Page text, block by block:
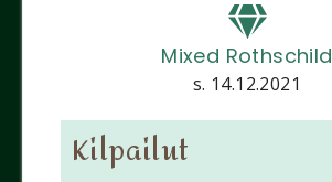
Mixed Rothschild
s. 14.12.2021
Kilpailut